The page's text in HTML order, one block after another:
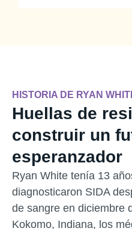
HISTORIA DE RYAN
Huellas de
construir un
esperanzador
Ryan White tenía 13
diagnosticaron SIDA
de sangre en diciembre
Kokomo, Indiana, los